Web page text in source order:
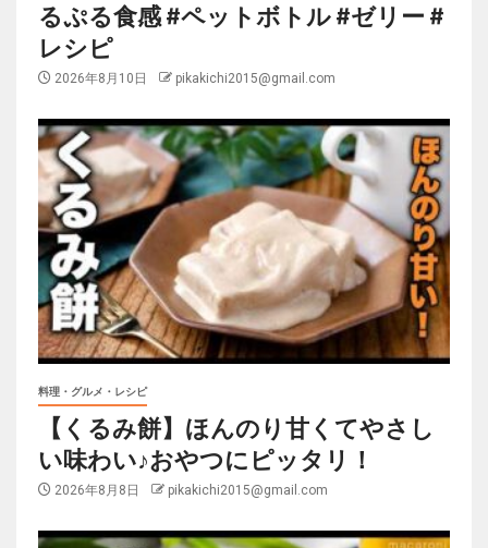
るぷる食感 #ペットボトル #ゼリー #
レシピ
2026年8月10日 pikakichi2015@gmail.com
料理・グルメ・レシピ
【くるみ餅】ほんのり甘くてやさし
い味わい♪おやつにピッタリ！
2026年8月8日 pikakichi2015@gmail.com